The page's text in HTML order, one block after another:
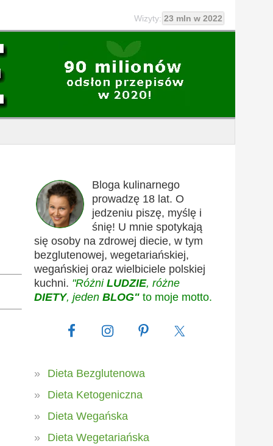
Wizyty: 23 mln w 2022
Bloga kulinarnego
prowadzę 18 lat. O
jedzeniu piszę, myślę i
śnię! U mnie spotykają
się osoby na zdrowej diecie, w tym
bezglutenowej, wegetariańskiej,
wegańskiej oraz wielbiciele polskiej
kuchni. "Różni LUDZIE, różne
DIETY, jeden BLOG" to moje motto.
Dieta Bezglutenowa
Dieta Ketogeniczna
Dieta Wegańska
Dieta Wegetariańska